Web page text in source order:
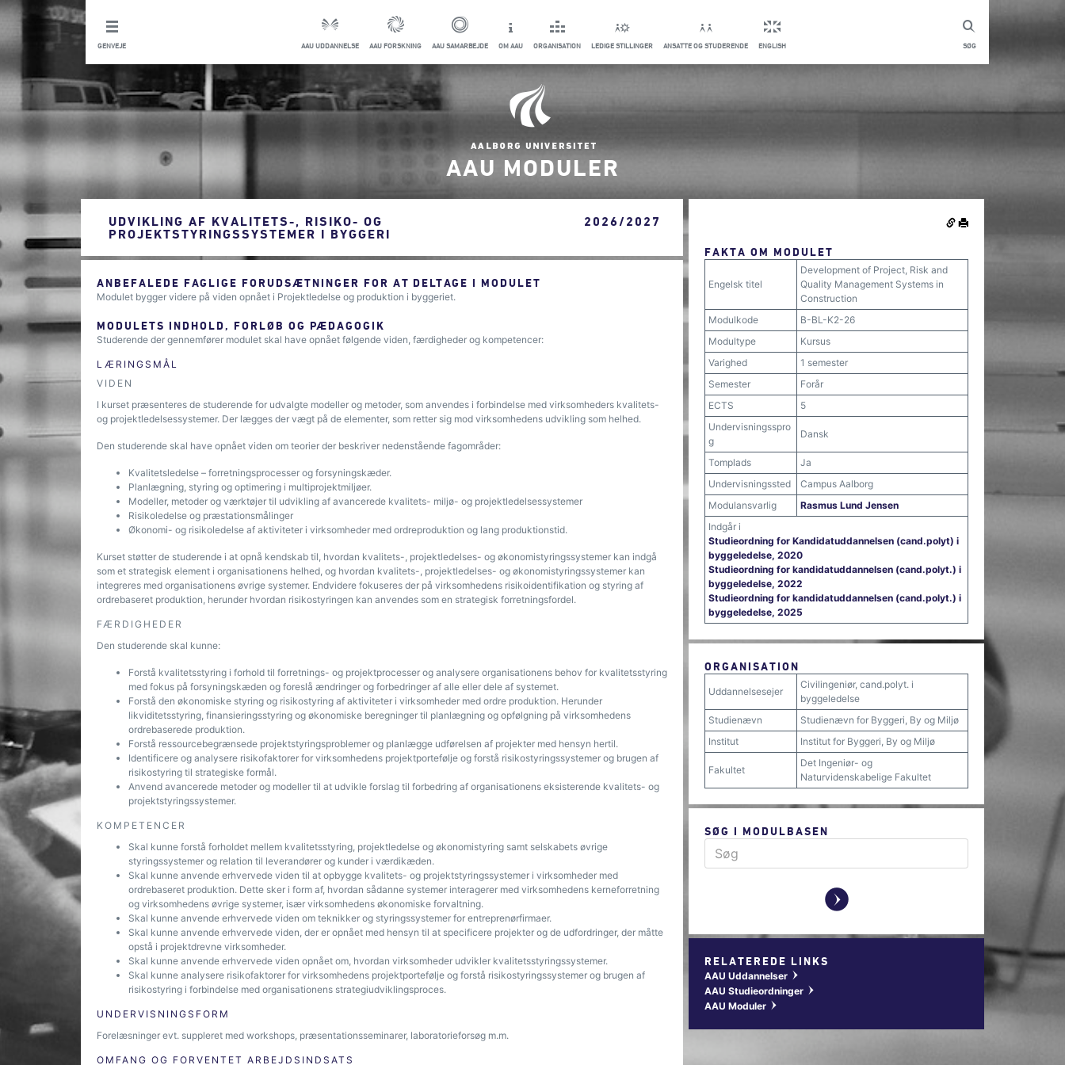
SØG
GENVEJE AAU UDDANNELSE AAU FORSKNING AAU SAMARBEJDE OM AAU ORGANISATION LEDIGE STILLINGER ANSATTE OG STUDERENDE ENGLISH
AAU MODULER
UDVIKLING AF KVALITETS-, RISIKO- OG
PROJEKTSTYRINGSSYSTEMER I BYGGERI
2026/2027
ANBEFALEDE FAGLIGE FORUDSÆTNINGER FOR AT DELTAGE I MODULET
Modulet bygger videre på viden opnået i Projektledelse og produktion i byggeriet.
MODULETS INDHOLD, FORLØB OG PÆDAGOGIK
Studerende der gennemfører modulet skal have opnået følgende viden, færdigheder og kompetencer:
LÆRINGSMÅL
VIDEN
I kurset præsenteres de studerende for udvalgte modeller og metoder, som anvendes i forbindelse med virksomheders kvalitets-
og projektledelsessystemer. Der lægges der vægt på de elementer, som retter sig mod virksomhedens udvikling som helhed.
Den studerende skal have opnået viden om teorier der beskriver nedenstående fagområder:
Kvalitetsledelse – forretningsprocesser og forsyningskæder.
Planlægning, styring og optimering i multiprojektmiljøer.
Modeller, metoder og værktøjer til udvikling af avancerede kvalitets- miljø- og projektledelsessystemer
Risikoledelse og præstationsmålinger
Økonomi- og risikoledelse af aktiviteter i virksomheder med ordreproduktion og lang produktionstid.
Kurset støtter de studerende i at opnå kendskab til, hvordan kvalitets-, projektledelses- og økonomistyringssystemer kan indgå
som et strategisk element i organisationens helhed, og hvordan kvalitets-, projektledelses- og økonomistyringssystemer kan
integreres med organisationens øvrige systemer. Endvidere fokuseres der på virksomhedens risikoidentifikation og styring af
ordrebaseret produktion, herunder hvordan risikostyringen kan anvendes som en strategisk forretningsfordel.
FÆRDIGHEDER
Den studerende skal kunne:
Forstå kvalitetsstyring i forhold til forretnings- og projektprocesser og analysere organisationens behov for kvalitetsstyring
med fokus på forsyningskæden og foreslå ændringer og forbedringer af alle eller dele af systemet.
Forstå den økonomiske styring og risikostyring af aktiviteter i virksomheder med ordre produktion. Herunder
likviditetsstyring, finansieringsstyring og økonomiske beregninger til planlægning og opfølgning på virksomhedens
ordrebaserede produktion.
Forstå ressourcebegrænsede projektstyringsproblemer og planlægge udførelsen af ​​projekter med hensyn hertil.
Identificere og analysere risikofaktorer for virksomhedens projektportefølje og forstå risikostyringssystemer og brugen af ​​
risikostyring til strategiske formål.
Anvend avancerede metoder og modeller til at udvikle forslag til forbedring af organisationens eksisterende kvalitets- og
projektstyringssystemer.
KOMPETENCER
Skal kunne forstå forholdet mellem kvalitetsstyring, projektledelse og økonomistyring samt selskabets øvrige
styringssystemer og relation til leverandører og kunder i værdikæden.
Skal kunne anvende erhvervede viden til at opbygge kvalitets- og projektstyringssystemer i virksomheder med
ordrebaseret produktion. Dette sker i form af, hvordan sådanne systemer interagerer med virksomhedens kerneforretning
og virksomhedens øvrige systemer, især virksomhedens økonomiske forvaltning.
Skal kunne anvende erhvervede viden om teknikker og styringssystemer for entreprenørfirmaer.
Skal kunne anvende erhvervede viden, der er opnået med hensyn til at specificere projekter og de udfordringer, der måtte
opstå i projektdrevne virksomheder.
Skal kunne anvende erhvervede viden opnået om, hvordan virksomheder udvikler kvalitetsstyringssystemer.
Skal kunne analysere risikofaktorer for virksomhedens projektportefølje og forstå risikostyringssystemer og brugen af ​​
risikostyring i forbindelse med organisationens strategiudviklingsproces.
UNDERVISNINGSFORM
Forelæsninger evt. suppleret med workshops, præsentationsseminarer, laboratorieforsøg m.m.
OMFANG OG FORVENTET ARBEJDSINDSATS
FAKTA OM MODULET
Engelsk titel
Development of Project, Risk and
Quality Management Systems in
Construction
Modulkode
B-BL-K2-26
Modultype
Kursus
Varighed
1 semester
Semester
Forår
ECTS
5
Undervisningsspro
g
Dansk
Tomplads
Ja
Undervisningssted
Campus Aalborg
Modulansvarlig
Rasmus Lund Jensen
Indgår i
Studieordning for Kandidatuddannelsen (cand.polyt) i
byggeledelse, 2020
Studieordning for kandidatuddannelsen (cand.polyt.) i
byggeledelse, 2022
Studieordning for kandidatuddannelsen (cand.polyt.) i
byggeledelse, 2025
ORGANISATION
Uddannelsesejer
Civilingeniør, cand.polyt. i
byggeledelse
Studienævn
Studienævn for Byggeri, By og Miljø
Institut
Institut for Byggeri, By og Miljø
Fakultet
Det Ingeniør- og
Naturvidenskabelige Fakultet
SØG I MODULBASEN
y
RELATEREDE LINKS
AAU Uddannelser w
AAU Studieordninger w
AAU Moduler w